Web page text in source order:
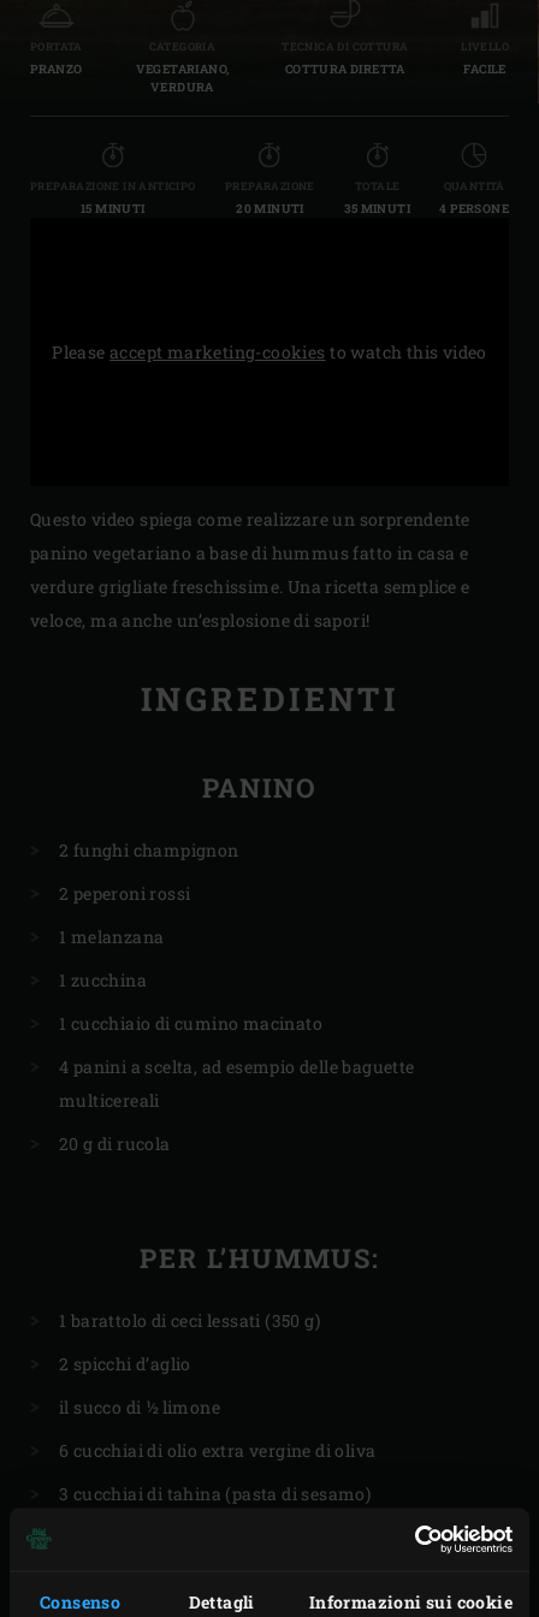
Consenso Dettagli Informazioni sui cookie
PORTATA
PRANZO
CATEGORIA
VEGETARIANO,
VERDURA
TECNICA DI COTTURA
COTTURA DIRETTA
LIVELLO
FACILE
PREPARAZIONE IN ANTICIPO
15 MINUTI
PREPARAZIONE
20 MINUTI
TOTALE
35 MINUTI
QUANTITÀ
4 PERSONE
Pleaseaccept marketing-cookies to watch this video
Questo video spiega come realizzare un sorprendente
panino vegetariano a base di hummus fatto in casa e
verdure grigliate freschissime. Una ricetta semplice e
veloce, ma anche un’esplosione di sapori!
INGREDIENTI
PANINO
2 funghi champignon
2 peperoni rossi
1 melanzana
1 zucchina
1 cucchiaio di cumino macinato
4 panini a scelta, ad esempio delle baguette
multicereali
20 g di rucola
PER L’HUMMUS:
1 barattolo di ceci lessati (350 g)
2 spicchi d’aglio
il succo di ½ limone
6 cucchiai di olio extra vergine di oliva
3 cucchiai di tahina (pasta di sesamo)